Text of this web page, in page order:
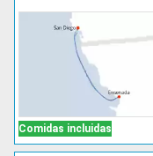
Comidas incluidas